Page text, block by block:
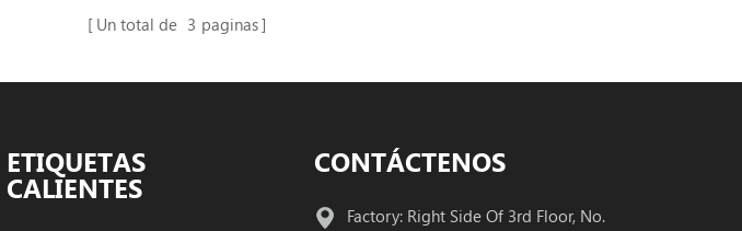
Un total de 3 paginas
ETIQUETAS
CALIENTES
CONTÁCTENOS
Factory: Right Side Of 3rd Floor, No.